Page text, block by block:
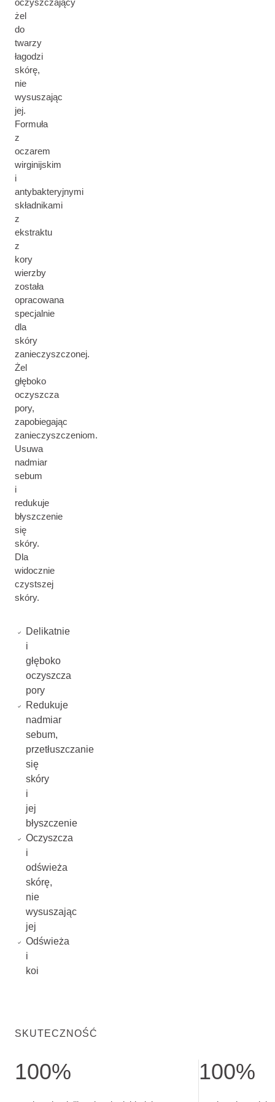
oczyszczający
żel
do
twarzy
łagodzi
skórę,
nie
wysuszając
jej.
Formuła
z
oczarem
wirginijskim
i
antybakteryjnymi
składnikami
z
ekstraktu
z
kory
wierzby
została
opracowana
specjalnie
dla
skóry
zanieczyszczonej.
Żel
głęboko
oczyszcza
pory,
zapobiegając
zanieczyszczeniom.
Usuwa
nadmiar
sebum
i
redukuje
błyszczenie
się
skóry.
Dla
widocznie
czystszej
skóry.
Delikatnie
i
głęboko
oczyszcza
pory
Redukuje
nadmiar
sebum,
przetłuszczanie
się
skóry
i
jej
błyszczenie
Oczyszcza
i
odświeża
skórę,
nie
wysuszając
jej
Odświeża
i
koi
SKUTECZNOŚĆ
100% 100%